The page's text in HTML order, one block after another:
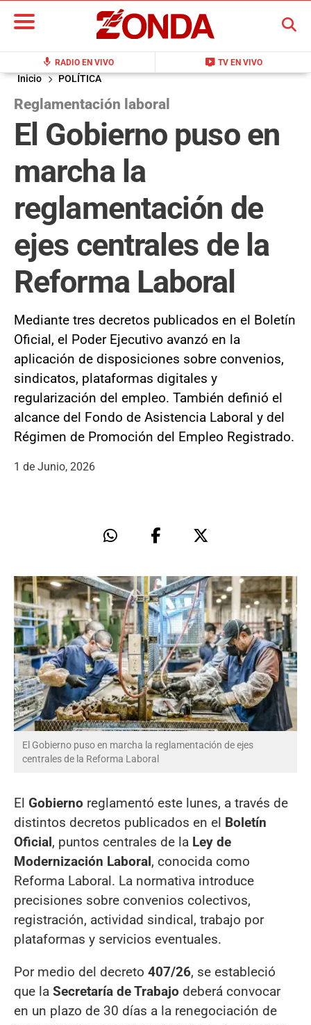
mic RADIO EN VIVO live_tv TV EN VIVO
BUSCAR
Inicio POLÍTICA
Reglamentación laboral
El Gobierno puso en
marcha la
reglamentación de
ejes centrales de la
Reforma Laboral
Mediante tres decretos publicados en el Boletín
Oficial, el Poder Ejecutivo avanzó en la
aplicación de disposiciones sobre convenios,
sindicatos, plataformas digitales y
regularización del empleo. También definió el
alcance del Fondo de Asistencia Laboral y del
Régimen de Promoción del Empleo Registrado.
1 de Junio, 2026
El Gobierno puso en marcha la reglamentación de ejes
centrales de la Reforma Laboral
El Gobierno reglamentó este lunes, a través de
distintos decretos publicados en el Boletín
Oficial, puntos centrales de la Ley de
Modernización Laboral, conocida como
Reforma Laboral. La normativa introduce
precisiones sobre convenios colectivos,
registración, actividad sindical, trabajo por
plataformas y servicios eventuales.
Por medio del decreto 407/26, se estableció
que la Secretaría de Trabajo deberá convocar
en un plazo de 30 días a la renegociación de